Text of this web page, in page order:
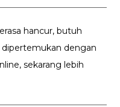
hancur, butuh
dipertemukan dengan
sekarang lebih